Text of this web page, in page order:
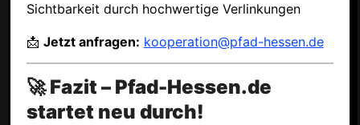
Sichtbarkeit durch hochwertige Verlinkungen
📩 Jetzt anfragen: kooperation@pfad-hessen.de
🚀 Fazit – Pfad-Hessen.de
startet neu durch!